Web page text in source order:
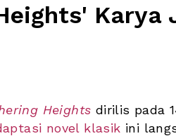
Karya
Heights dirilis pada
novel klasik ini